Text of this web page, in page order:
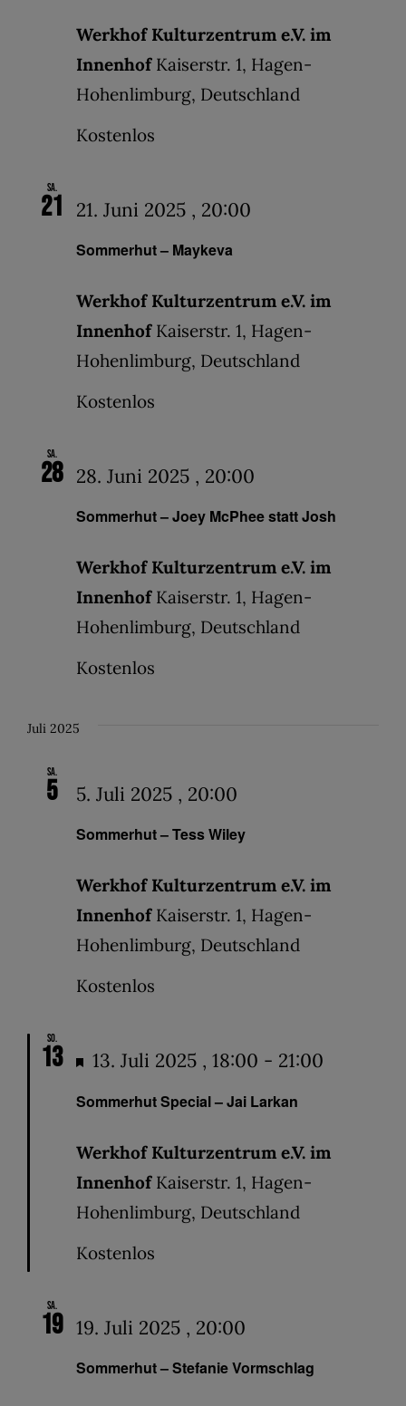
Werkhof Kulturzentrum e.V. im
Innenhof Kaiserstr. 1, Hagen-
Hohenlimburg, Deutschland
Kostenlos
Sa.
21
Sommerhut – Maykeva
21. Juni 2025 , 20:00
Werkhof Kulturzentrum e.V. im
Innenhof Kaiserstr. 1, Hagen-
Hohenlimburg, Deutschland
Kostenlos
Sa.
28
Sommerhut – Joey McPhee statt Josh
28. Juni 2025 , 20:00
Werkhof Kulturzentrum e.V. im
Innenhof Kaiserstr. 1, Hagen-
Hohenlimburg, Deutschland
Kostenlos
Juli 2025
Sa.
5
Sommerhut – Tess Wiley
5. Juli 2025 , 20:00
Werkhof Kulturzentrum e.V. im
Innenhof Kaiserstr. 1, Hagen-
Hohenlimburg, Deutschland
Kostenlos
So.
13
Sommerhut Special – Jai Larkan
Hervorgehoben
13. Juli 2025 , 18:00 - 21:00
Werkhof Kulturzentrum e.V. im
Innenhof Kaiserstr. 1, Hagen-
Hohenlimburg, Deutschland
Kostenlos
Sa.
19
Sommerhut – Stefanie Vormschlag
19. Juli 2025 , 20:00